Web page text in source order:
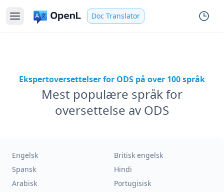
Doc Translator
Ekspertoversettelser for ODS på over 100 språk
Mest populære språk for
oversettelse av ODS
Engelsk
Britisk engelsk
Spansk
Hindi
Arabisk
Portugisisk